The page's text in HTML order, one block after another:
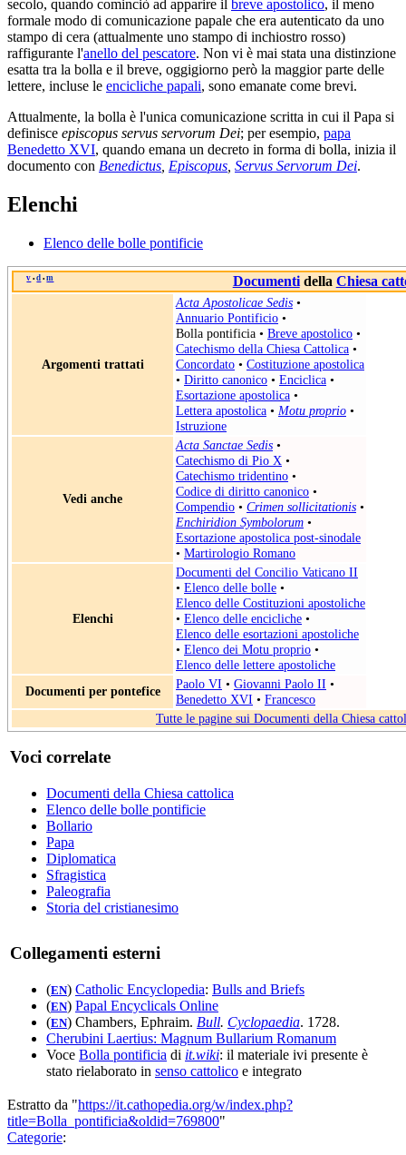
secolo, quando cominciò ad apparire il breve apostolico, il meno
formale modo di comunicazione papale che era autenticato da uno
stampo di cera (attualmente uno stampo di inchiostro rosso)
raffigurante l'anello del pescatore. Non vi è mai stata una distinzione
esatta tra la bolla e il breve, oggigiorno però la maggior parte delle
lettere, incluse le encicliche papali, sono emanate come brevi.
Attualmente, la bolla è l'unica comunicazione scritta in cui il Papa si
definisce episcopus servus servorum Dei; per esempio, papa
Benedetto XVI, quando emana un decreto in forma di bolla, inizia il
documento con Benedictus Episcopus Servus Servorum Dei.
Elenchi
Elenco delle bolle pontificie
v • d • m Documentidella Chiesa
Argomenti trattati
Acta Apostolicae Sedis •
Annuario Pontificio •
Bolla pontificia • Breve apostolico •
Catechismo della Chiesa Cattolica •
Concordato • Costituzione apostolica
• Diritto canonico • Enciclica •
Esortazione apostolica •
Lettera apostolica • Motu proprio •
Istruzione
Vedi anche
Acta Sanctae Sedis •
Catechismo di Pio X •
Catechismo tridentino •
Codice di diritto canonico •
Compendio • Crimen sollicitationis •
Enchiridion Symbolorum •
Esortazione apostolica post-sinodale
• Martirologio Romano
Elenchi
Documenti del Concilio Vaticano II
• Elenco delle bolle •
Elenco delle Costituzioni apostoliche
• Elenco delle encicliche •
Elenco delle esortazioni apostoliche
• Elenco dei Motu proprio •
Elenco delle lettere apostoliche
Documenti per pontefice
Paolo VI • Giovanni Paolo II •
Benedetto XVI • Francesco
Tutte le pagine sui Documenti della Chiesa
Voci correlate
Documenti della Chiesa cattolica
Elenco delle bolle pontificie
Bollario
Papa
Diplomatica
Sfragistica
Paleografia
Storia del cristianesimo
Collegamenti esterni
(EN) Catholic Encyclopedia: Bulls and Briefs
(EN) Papal Encyclicals Online
(EN) Chambers, Ephraim. Bull. Cyclopaedia. 1728.
Cherubini Laertius: Magnum Bullarium Romanum
Voce Bolla pontificia di it.wiki: il materiale ivi presente è
stato rielaborato in senso cattolico e integrato
Estratto da "https://it.cathopedia.org/w/index.php?
title=Bolla_pontificia&oldid=769800"
Categorie: